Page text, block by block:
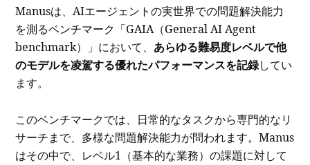
Manusは、AIエージェントの実世界での問題解決能力
を測るベンチマーク「GAIA（General AI Agent
benchmark）」において、 あらゆる難易度レベルで他
のモデルを凌駕する優れたパフォーマンスを記録してい
ます。
このベンチマークでは、日常的なタスクから専門的なリ
サーチまで、多様な問題解決能力が問われます。Manus
はその中で、レベル1（基本的な業務）の課題に対して